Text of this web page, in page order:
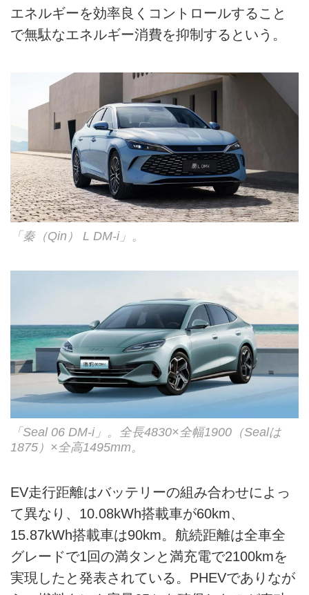
エネルギーを効率良くコントロールすること
で無駄なエネルギー消費を抑制するという。
「秦（Qin） L DM-i」。
「Seal 06 DM-i」。全長4830×全幅1900（Sealは
1875）×全高1495mm。
EV走行距離はバッテリーの組み合わせによっ
て異なり、10.08kWh搭載車が60km、
15.87kWh搭載車は90km。航続距離は全車全
グレードで1回の満タンと満充電で2100kmを
実現したと発表されている。PHEVでありなが